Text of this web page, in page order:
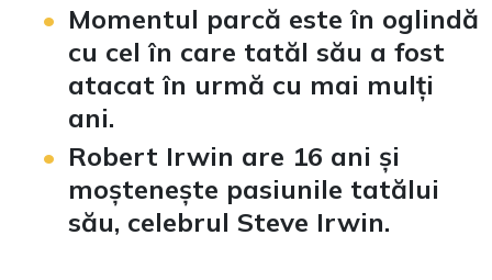
Momentul parcă este în oglindă
cu cel în care tatăl său a fost
atacat în urmă cu mai mulți
ani.
Robert Irwin are 16 ani și
moștenește pasiunile tatălui
său, celebrul Steve Irwin.